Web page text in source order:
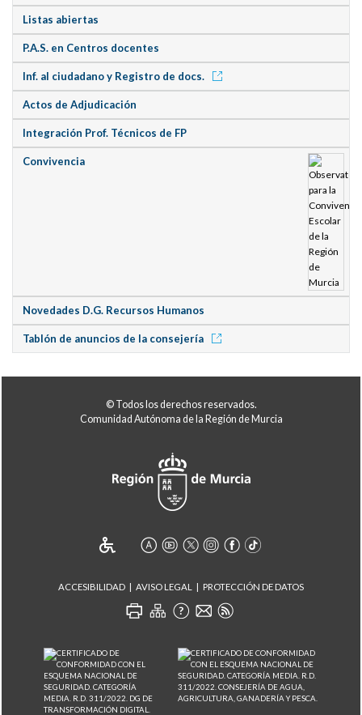
Listas abiertas
P.A.S. en Centros docentes
Inf. al ciudadano y Registro de docs.
Actos de Adjudicación
Integración Prof. Técnicos de FP
Convivencia
Novedades D.G. Recursos Humanos
Tablón de anuncios de la consejería
© Todos los derechos reservados.
Comunidad Autónoma de la Región de Murcia
ACCESIBILIDAD AVISO LEGAL PROTECCIÓN DE DATOS